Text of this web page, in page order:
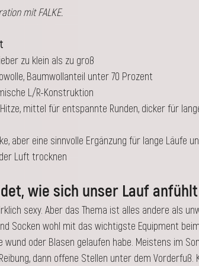
mit FALKE.
zu klein als zu groß
Baumwollanteil unter 70 Prozent
L/R-Konstruktion
mittel für entspannte Runden, dicker für
aber eine sinnvolle Ergänzung für lange Läufe
Luft trocknen
wie sich unser Lauf anfühlt
sexy. Aber das Thema ist alles andere als
Socken wohl mit das wichtigste Equipment
wund oder Blasen gelaufen habe. Meistens im
dann offene Stellen unter dem